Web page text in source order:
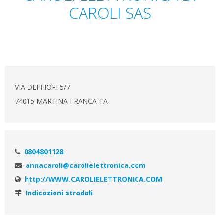
CAROLI SAS
VIA DEI FIORI 5/7
74015 MARTINA FRANCA TA
0804801128
annacaroli@carolielettronica.com
http://WWW.CAROLIELETTRONICA.COM
Indicazioni stradali